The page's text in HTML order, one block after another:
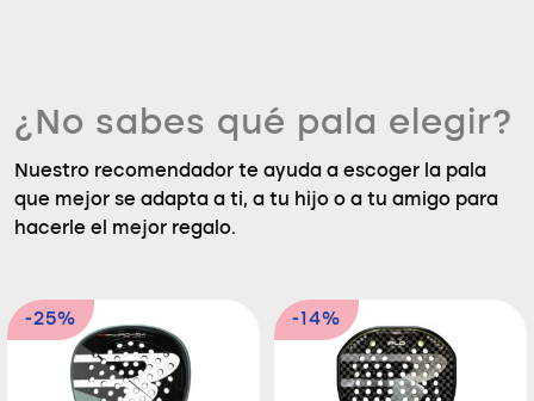
¿No sabes qué pala elegir?
Nuestro recomendador te ayuda a escoger la pala
que mejor se adapta a ti, a tu hijo o a tu amigo para
hacerle el mejor regalo.
-25% -14%